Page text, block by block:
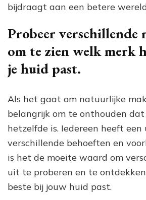
bijdraagt aan een betere
Probeer verschillende
om te zien welk merk
je huid past.
Als het gaat om natuurlijke
belangrijk om te onthouden
hetzelfde is. Iedereen heeft
verschillende behoeften en
is het de moeite waard om
uit te proberen en te
beste bij jouw huid past.